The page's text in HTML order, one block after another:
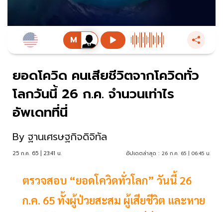
ยอดโควิด คนเสียชีวิตจากโควิดทั่ว
โลกวันนี้ 26 ก.ค. จำนวนเท่าไร
อัพเดทที่นี่
By ฐานเศรษฐกิจดิจิทัล
25 ก.ค. 65 | 23:41 น. อัปเดตล่าสุด : 26 ก.ค. 65 | 06:45 น.
ตรวจสอบ “ยอดโควิดทั่วโลก” วันนี้ 26
ก.ค. 65 ทั้งผู้ป่วยสะสม ผู้เสียชีวิต และหาย